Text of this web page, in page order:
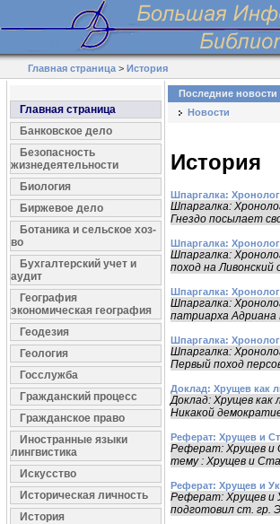
Главная страница >История
Главная страница
Банковское дело
Безопасность
жизнедеятельности
Биология
Биржевое дело
Ботаника и сельское хоз-
во
Бухгалтерский учет и
аудит
География
экономическая география
Геодезия
Геология
Госслужба
Гражданский процесс
Гражданское право
Иностранные языки
лингвистика
Искусство
Историческая личность
История
Последние новости
Новости
История
Шпаргалка:
Шпаргалка:
Гнездо посылает
Шпаргалка:
Шпаргалка:
поход на Ливонский
Шпаргалка:
Шпаргалка:
патриарха
Шпаргалка:
Шпаргалка:
Первый поход
Доклад: Хрущев как
Доклад: Хрущев как
Никакой
Реферат: Хрущев и
Реферат: Хрущев и
тему : Хрущев и
Реферат: Хрущев и
Реферат: Хрущев
подготовил ст. гр.